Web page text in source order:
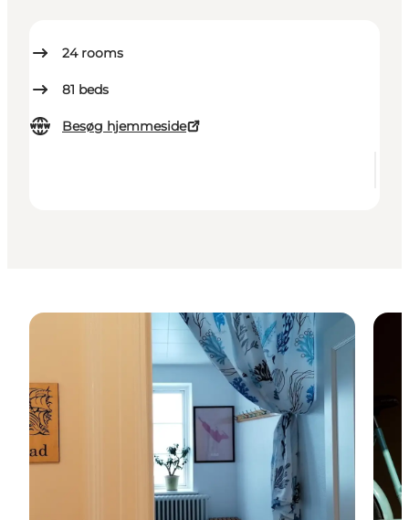
24 rooms
81 beds
Besøg hjemmeside